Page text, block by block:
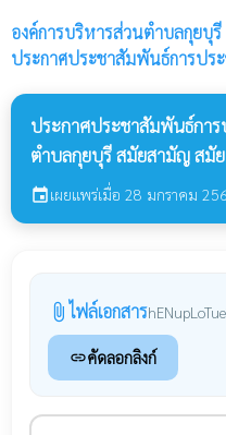
องค์การบริหารส่วนตำบลกุยบุรี
ประกาศประชาสัมพันธ์การปร
ประกาศประชาสัมพันธ์กา
ตำบลกุยบุรี สมัยสามัญ สมั
eventเผยแพร่เมื่อ 28 มกราคม
attach_file ไฟล์เอกสาร
linkคัดลอกลิงก์